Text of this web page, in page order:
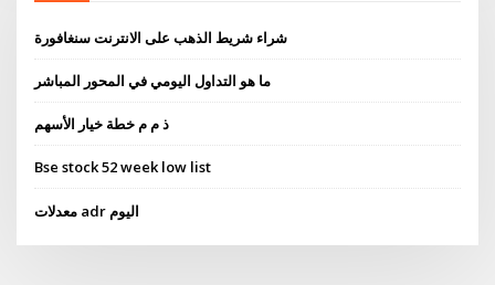
شراء شريط الذهب على الانترنت سنغافورة
ما هو التداول اليومي في المحور المباشر
ذ م م خطة خيار الأسهم
Bse stock 52 week low list
معدلات adr اليوم